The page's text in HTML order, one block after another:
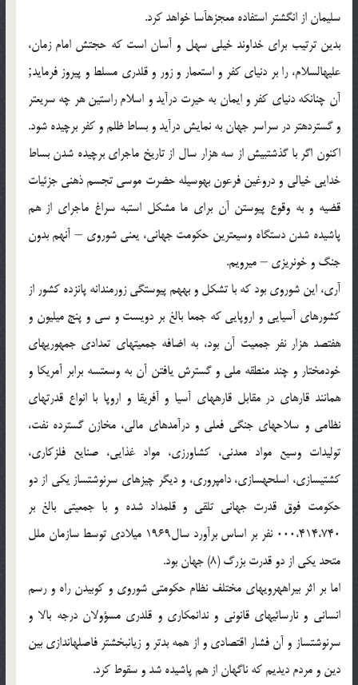
سلیمان از انگشتر استفاده معجزه‏آسا خواهد کرد.
بدین ترتیب برای خداوند خیلی سهل و آسان است که حجتش امام زمان،
علیه‏السلام، را بر دنیای کفر و استعمار و زور و قلدری مسلط و پیروز فرماید;
آن چنانکه دنیای کفر و ایمان به حیرت درآید و اسلام راستین هر چه سریع‏تر
و گسترده‏تر در سراسر جهان به نمایش درآید و بساط ظلم و کفر برچیده شود.
اکنون اگر با گذشت‏بیش از سه هزار سال از تاریخ ماجرای برچیده شدن بساط
خدایی خیالی و دروغین فرعون به‏وسیله حضرت موسی تجسم ذهنی جزئیات
قضیه و به وقوع پیوستن آن برای ما مشکل است‏به سراغ ماجرای از هم
پاشیده شدن دستگاه وسیعترین حکومت جهانی، یعنی شوروی – آنهم بدون
جنگ و خونریزی – می‏رویم.
آری، این شوروی بود که با تشکل و به‏هم پیوستگی زورمندانه پانزده کشور از
کشورهای آسیایی و اروپایی که جمعا بالغ بر دویست و سی و پنج میلیون و
هفتصد هزار نفر جمعیت آن بود، به اضافه جمعیتهای تعدادی جمهوریهای
خودمختار و چند منطقه ملی و گسترش یافتن آن به وسعت‏سه برابر آمریکا و
همانند قاره‏ای در مقابل قاره‏های آسیا و آفریقا و اروپا با انواع قدرتهای
نظامی و سلاحهای جنگی فعلی و درآمدهای مالی، مخازن گسترده نفت،
تولیدات وسیع مواد معدنی، کشاورزی، مواد غذایی، صنایع فلزکاری،
کشتی‏سازی، اسلحه‏سازی، دامپروری، و دیگر چیزهای سرنوشت‏ساز یکی از دو
حکومت فوق قدرت جهانی تلقی و قلمداد شده و با جمعیتی بالغ بر
000،414،740 نفر بر اساس برآورد سال‏1969 میلادی توسط سازمان ملل
متحد یکی از دو قدرت بزرگ (8) جهان بود.
اما بر اثر بیراهه‏رویهای مختلف نظام حکومتی شوروی و کوبیدن راه و رسم
انسانی و نارسائیهای قانونی و ندانم‏کاری و قلدری مسؤولان درجه بالا و
سرنوشت‏ساز و آن فشار اقتصادی و از همه بدتر و زیان‏بخش‏تر فاصله‏اندازی بین
دین و مردم دیدیم که ناگهان از هم پاشیده شد و سقوط کرد.